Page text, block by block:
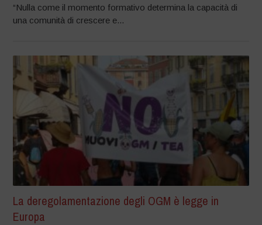
“Nulla come il momento formativo determina la capacità di
una comunità di crescere e...
La deregolamentazione degli OGM è legge in
Europa